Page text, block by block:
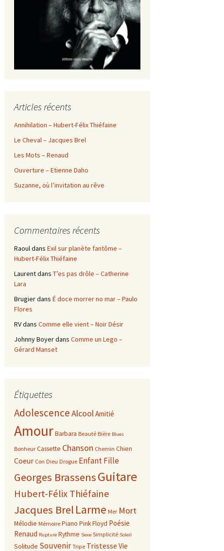
Articles récents
Annihilation – Hubert-Félix Thiéfaine
Le Cheval – Jacques Brel
Les Mots – Renaud
Ouverture – Etienne Daho
Suzanne, où l’invitation au rêve
Commentaires récents
Raouldans Exil sur planète fantôme –
Hubert-Félix Thiéfaine
Laurentdans T’es pas drôle – Catherine
Lara
Brugierdans É doce morrer no mar – Paulo
Flores
RVdans Comme elle vient – Noir Désir
Johnny Boyerdans Comme un Lego –
Gérard Manset
Étiquettes
AdolescenceAlcoolAmitié
AmourBarbara Beauté Bière Blues
Bonheur Cassette Chanson Chemin Chien
Coeur Con Dieu Drogue EnfantFille
Georges BrassensGuitare
Hubert-Félix Thiéfaine
Jacques Brel Larme Mer Mort
Mélodie Mémoire Piano Pink Floyd Poésie
Renaud Rupture Rythme Sexe Simplicité Soleil
Solitude Souvenir Tripe Tristesse Vie